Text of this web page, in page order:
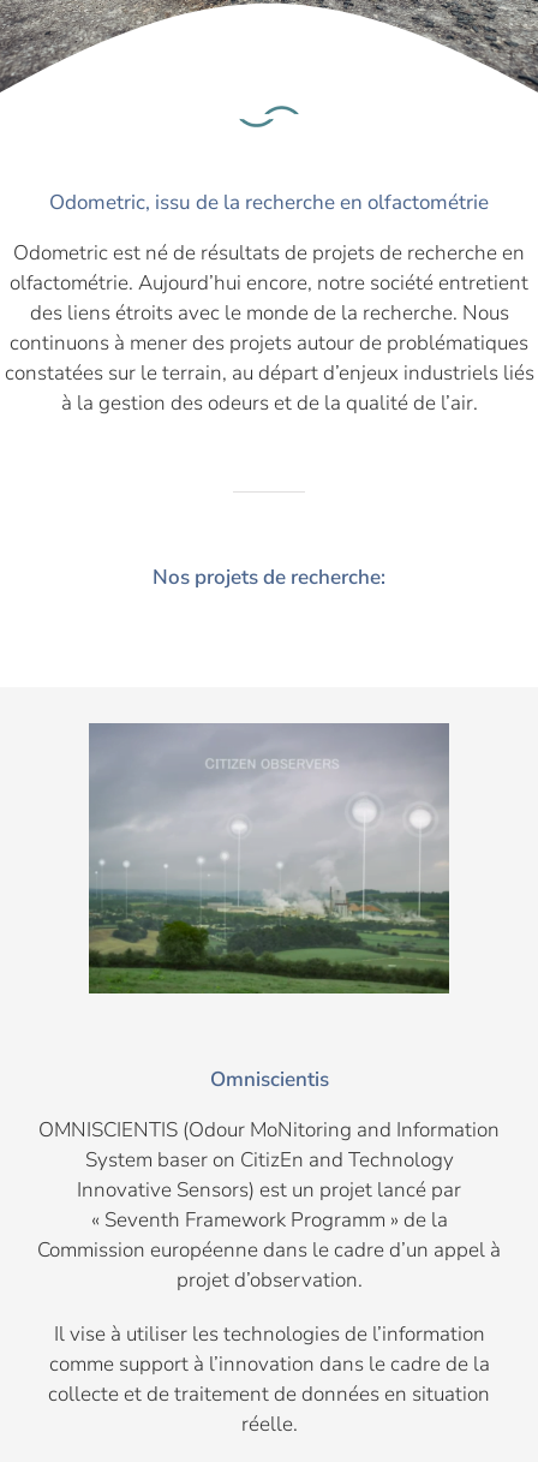
Odometric, issu de la recherche en olfactométrie
Odometric est né de résultats de projets de recherche en
olfactométrie. Aujourd’hui encore, notre société entretient
des liens étroits avec le monde de la recherche. Nous
continuons à mener des projets autour de problématiques
constatées sur le terrain, au départ d’enjeux industriels liés
à la gestion des odeurs et de la qualité de l’air.
Nos projets de recherche:
Omniscientis
OMNISCIENTIS (Odour MoNitoring and Information
System baser on CitizEn and Technology
Innovative Sensors) est un projet lancé par
« Seventh Framework Programm » de la
Commission européenne dans le cadre d’un appel à
projet d’observation.
Il vise à utiliser les technologies de l’information
comme support à l’innovation dans le cadre de la
collecte et de traitement de données en situation
réelle.